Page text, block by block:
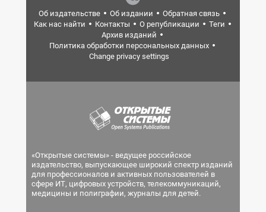
Об издательстве Об издании
Обратная связь
Как нас найти
Контакты О републикации
Теги
Архив изданий
Политика обработки персональных данных
Change privacy settings
«Открытые системы» - ведущее российское
издательство, выпускающее широкий спектр изданий
для профессионалов и активных пользователей в
сфере ИТ, цифровых устройств, телекоммуникаций,
медицины и полиграфии, журналы для детей.